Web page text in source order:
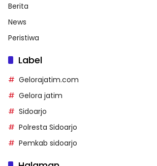
Berita
News
Peristiwa
Label
Gelorajatim.com
Gelora jatim
Sidoarjo
Polresta Sidoarjo
Pemkab sidoarjo